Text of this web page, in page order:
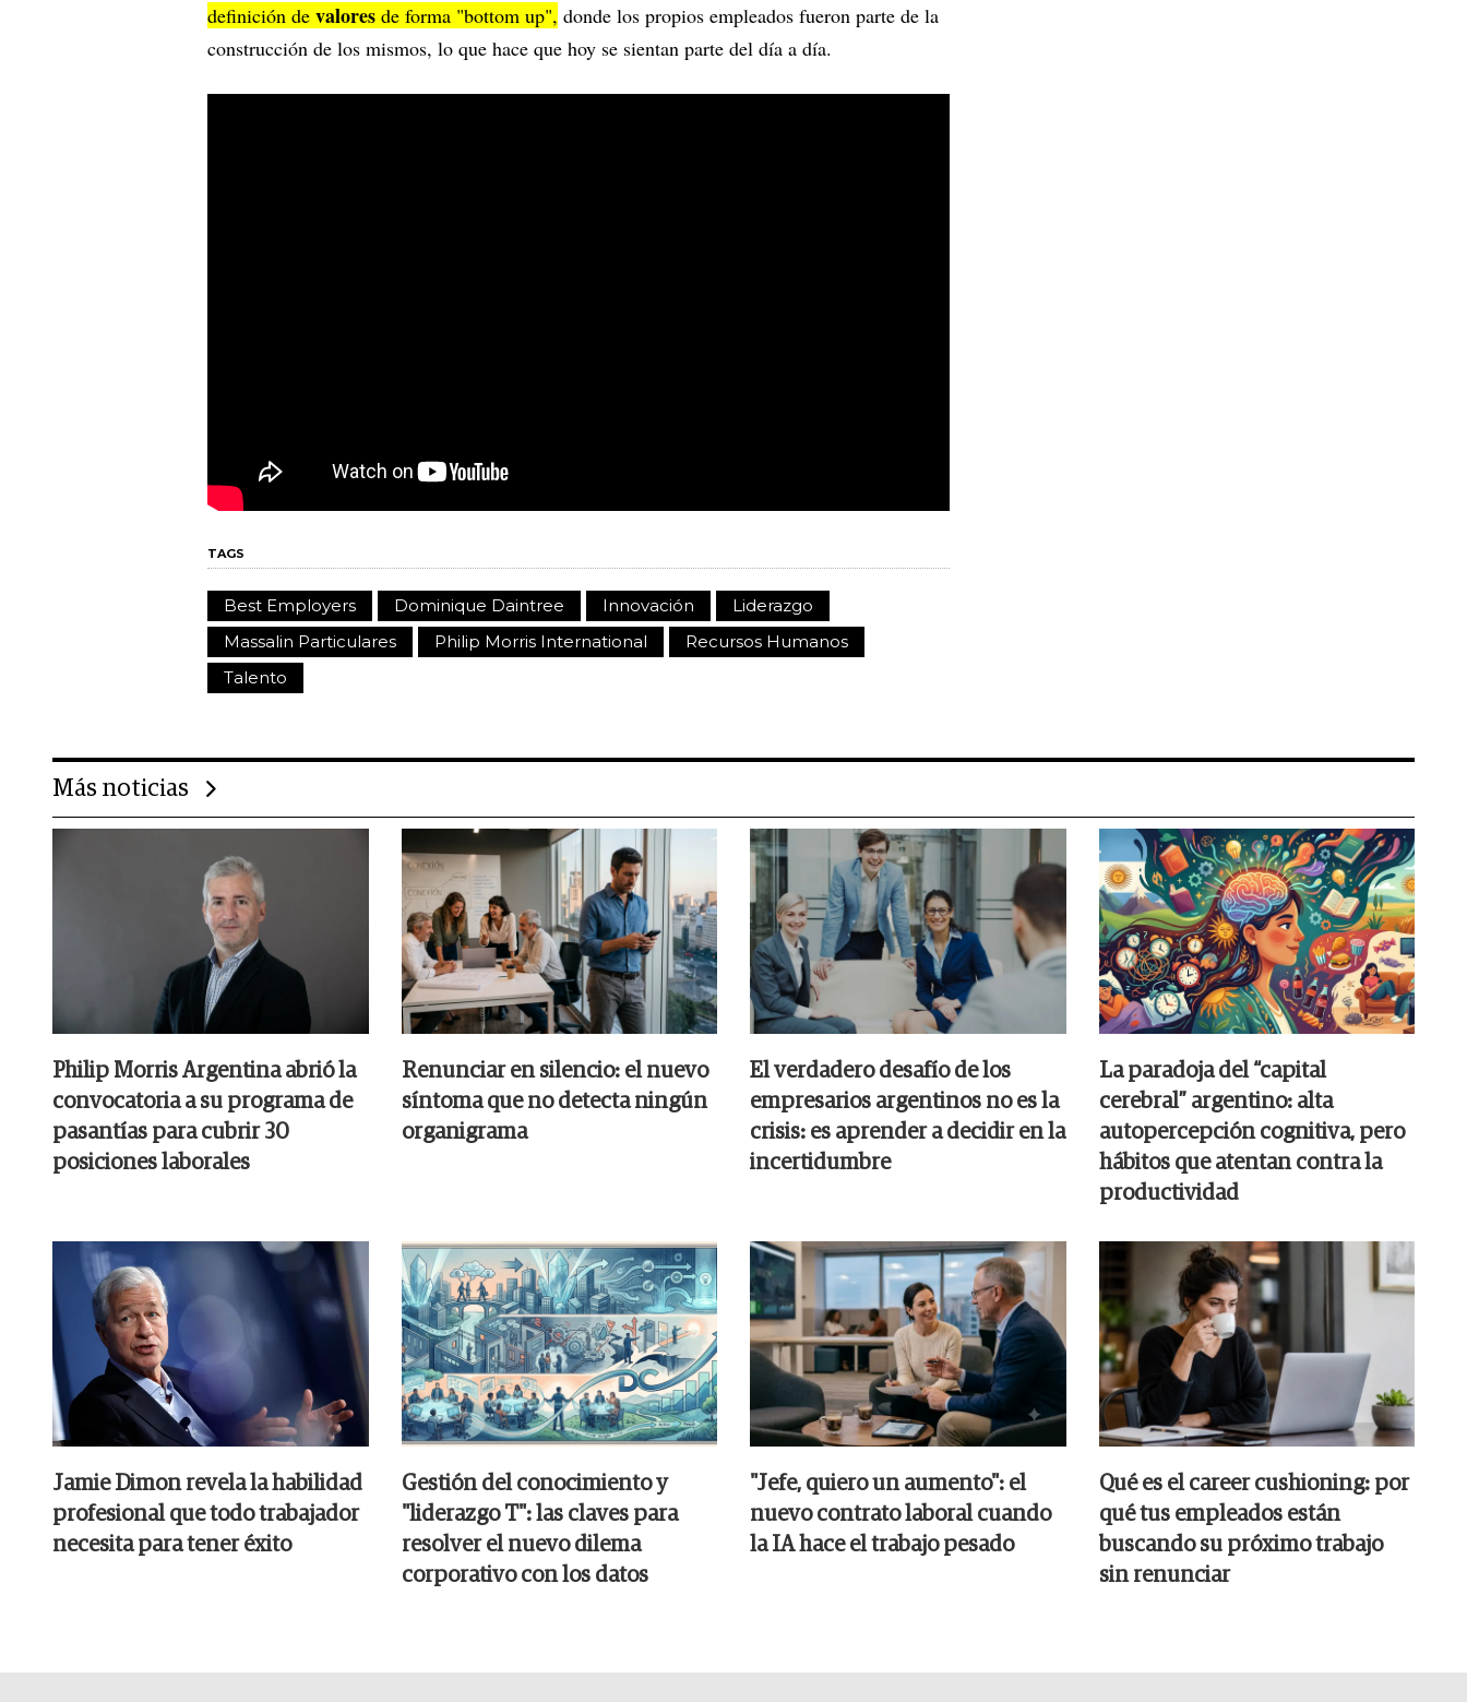
definición de valores de forma "bottom up", donde los propios empleados fueron parte de la
construcción de los mismos, lo que hace que hoy se sientan parte del día a día.
TAGS
Best Employers Dominique Daintree Innovación
Liderazgo
Massalin Particulares
Philip Morris International
Recursos Humanos
Talento
Más noticias
Philip Morris Argentina abrió la
convocatoria a su programa de
pasantías para cubrir 30
posiciones laborales
Renunciar en silencio: el nuevo
síntoma que no detecta ningún
organigrama
El verdadero desafío de los
empresarios argentinos no es la
crisis: es aprender a decidir en la
incertidumbre
La paradoja del “capital
cerebral” argentino: alta
autopercepción cognitiva, pero
hábitos que atentan contra la
productividad
Jamie Dimon revela la habilidad
profesional que todo trabajador
necesita para tener éxito
Gestión del conocimiento y
"liderazgo T": las claves para
resolver el nuevo dilema
corporativo con los datos
"Jefe, quiero un aumento": el
nuevo contrato laboral cuando
la IA hace el trabajo pesado
Qué es el career cushioning: por
qué tus empleados están
buscando su próximo trabajo
sin renunciar